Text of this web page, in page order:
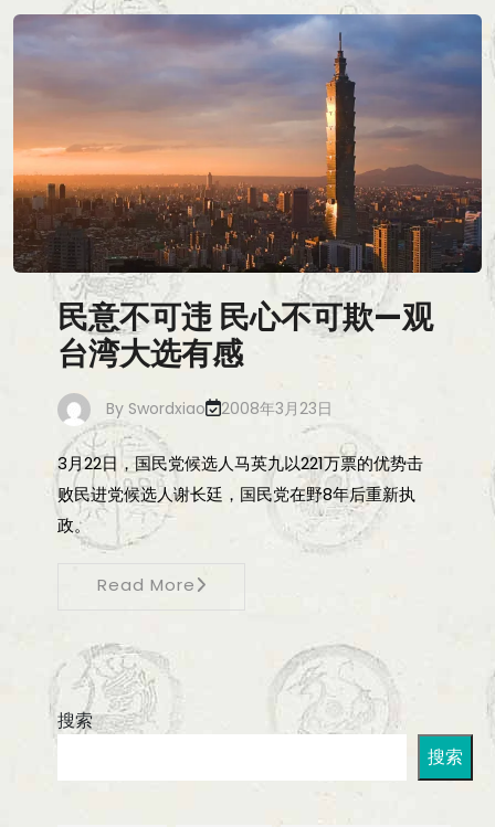
民意不可违 民心不可欺—观
台湾大选有感
By Swordxiao 2008年3月23日
3月22日，国民党候选人马英九以221万票的优势击
败民进党候选人谢长廷，国民党在野8年后重新执
政。
Read More
搜索
搜索